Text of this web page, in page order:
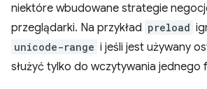
niektóre wbudowane strategie
przeglądarki. Na przykład preload
unicode-range i jeśli jest używany
służyć tylko do wczytywania jednego